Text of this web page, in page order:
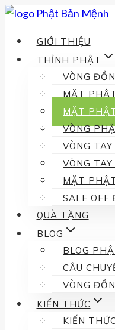
Skip
contentGIỚI THIỆU
THỈNH PHẬT
VÒNG
MẶT
MẶT
VÒNG
VÒNG
VÒNG
MẶT
SALE OFF
QUÀ TẶNG
BLOG
BLOG
CÂU
VÒNG
KIẾN THỨC
KIẾN